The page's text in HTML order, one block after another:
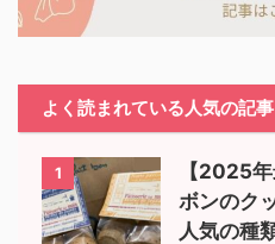
よく読まれている人気の記事
1
【2025
ボンのク
人気の種